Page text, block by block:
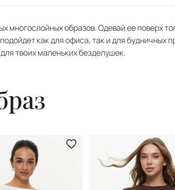
многослойных образов. Одевай ее поверх
как для офиса, так и для
твоих маленьких безделушек.